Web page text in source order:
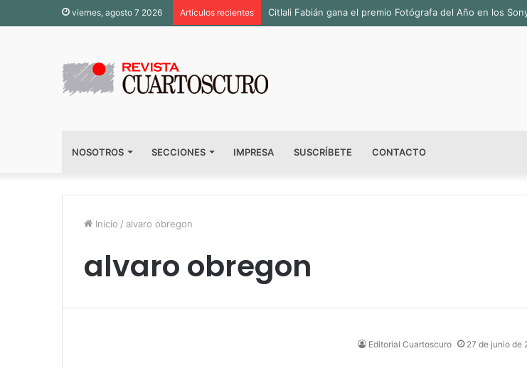
viernes, agosto 7 2026 Artículos recientes Citlali Fabián gana el premio Fotógrafa del Año en los
NOSOTROS SECCIONES IMPRESA SUSCRÍBETE CONTACTO
Inicio / alvaro obregon
alvaro obregon
Editorial Cuartoscuro
27 de junio de